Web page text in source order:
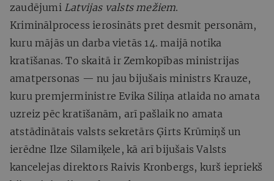
zaudējumi Latvijas valsts mežiem.
Kriminālprocess ierosināts pret desmit personām,
kuru mājās un darba vietās 14. maijā notika
kratīšanas. To skaitā ir Zemkopības ministrijas
amatpersonas — nu jau bijušais ministrs Krauze,
kuru premjerministre Evika Siliņa atlaida no amata
uzreiz pēc kratīšanām, arī pašlaik no amata
atstādinātais valsts sekretārs Ģirts Krūmiņš un
ierēdne Ilze Silamiķele, kā arī bijušais Valsts
kancelejas direktors Raivis Kronbergs, kurš iepriekš